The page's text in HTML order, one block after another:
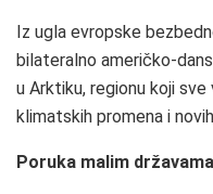
Iz ugla evropske
bilateralno američko-
u Arktiku, regionu koji
klimatskih promena i
Poruka malim